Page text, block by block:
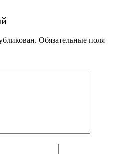
Обязательные поля